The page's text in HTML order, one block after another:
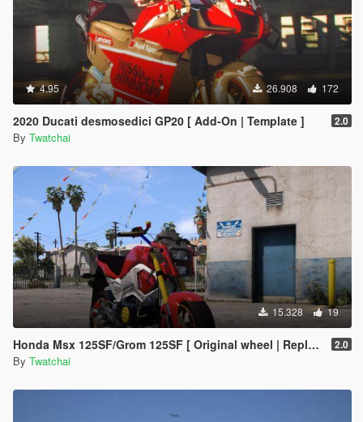
4.95 26.908 172
2020 Ducati desmosedici GP20 [ Add-On | Template ] 2.0
By Twatchai
15.328 19
Honda Msx 125SF/Grom 125SF [ Original wheel | Replace ]🔥 2.0
By Twatchai